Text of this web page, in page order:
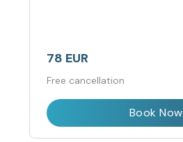
78 EUR
Free cancellation
Book Now